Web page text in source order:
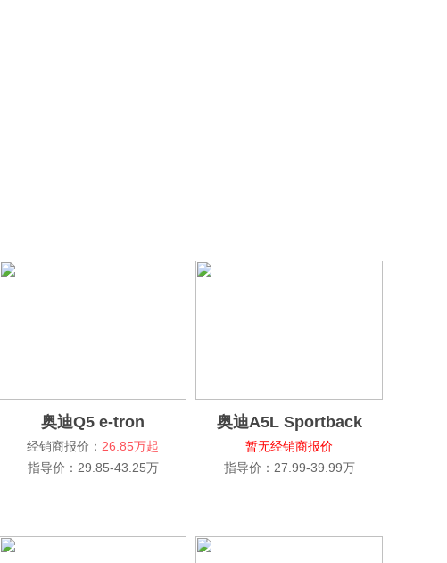
奥迪Q5 e-tron
经销商报价： 26.85万起
指导价：29.85-43.25万
奥迪A5L Sportback
暂无经销商报价
指导价：27.99-39.99万